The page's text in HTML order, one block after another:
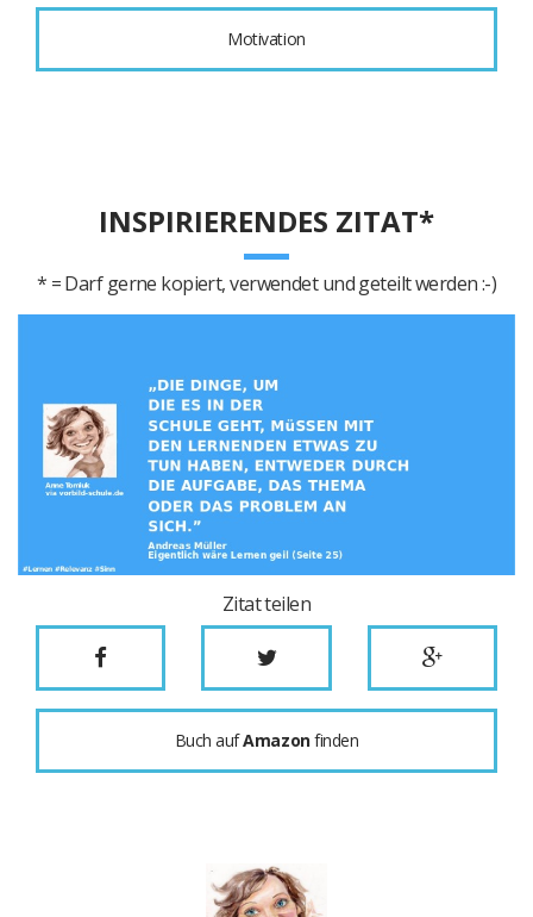
Motivation
INSPIRIERENDES ZITAT*
* = Darf gerne kopiert, verwendet und geteilt werden :-)
Zitat teilen
Buch aufAmazonfinden